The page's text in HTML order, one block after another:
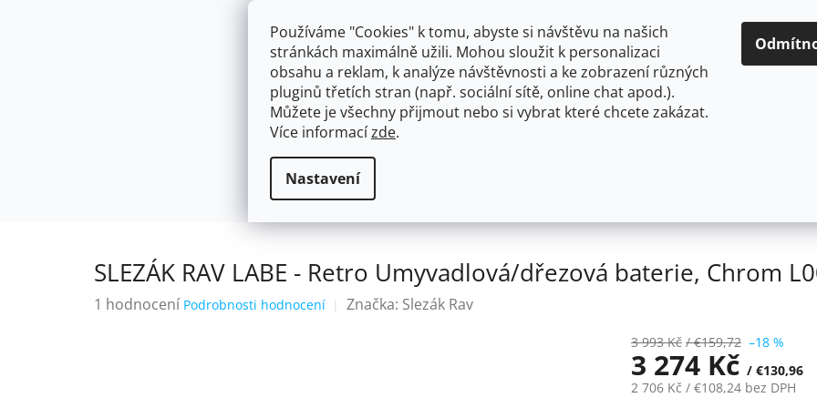
Používáme "Cookies" k tomu, abyste si návštěvu na našich
stránkách maximálně užili. Mohou sloužit k personalizaci
obsahu a reklam, k analýze návštěvnosti a ke zobrazení různých
pluginů třetích stran (např. sociální sítě, online chat apod.).
Můžete je všechny přijmout nebo si vybrat které chcete zakázat.
Více informacízde.
Nastavení
HLEDAT
NÁSTĚNNÉ 150/100MM SE SPRCHOU
SLEZÁK RAV LABE - Retro Umyvadlová/dřezová baterie, Chrom L008.0/8 - 3,8"
SLEZÁK RAV LABE - Retro Umyvadlová/dřezová baterie, Chrom
Průměrné
1 hodnocení Podrobnosti hodnocení Značka: Slezák Rav
3 993 Kč / €159,72 –18 %
3 274 Kč / €130,96
2 706 Kč / €108,24 bez DPH